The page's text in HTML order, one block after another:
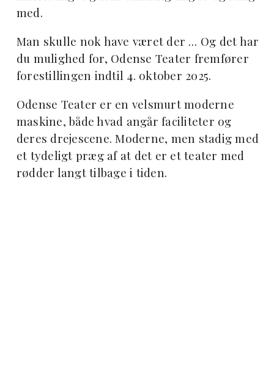
med.
Man skulle nok have været der … Og det har
du mulighed for, Odense Teater fremfører
forestillingen indtil 4. oktober 2025.
Odense Teater er en velsmurt moderne
maskine, både hvad angår faciliteter og
deres drejescene. Moderne, men stadig med
et tydeligt præg af at det er et teater med
rødder langt tilbage i tiden.